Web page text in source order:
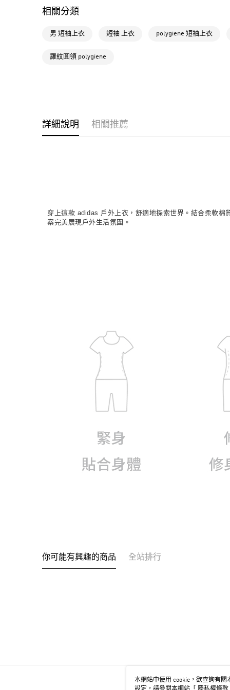
相關分類
男 短袖上衣 短袖 上衣 polygiene 短袖上衣
羅紋圓領 polygiene
詳細說明 相關推薦
穿上這款 adidas 戶外上衣，舒適地探索世界。結合柔軟
案完美展現戶外生活氛圍。
你可能有興趣的商品 全站排行
本網站中使用 cookie，欲查詢有關